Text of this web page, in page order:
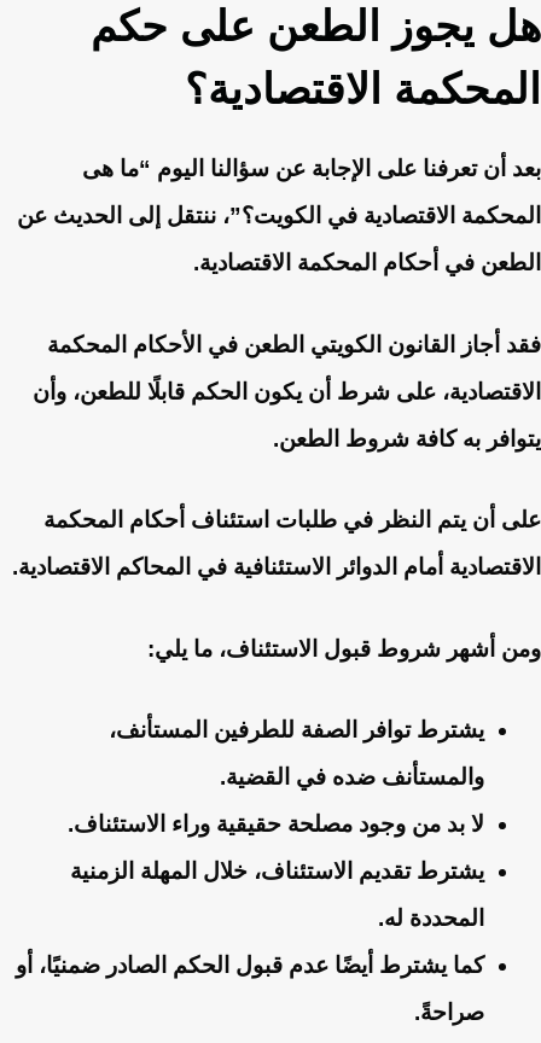
هل يجوز الطعن على حكم
المحكمة الاقتصادية؟
بعد أن تعرفنا على الإجابة عن سؤالنا اليوم “ما هى
المحكمة الاقتصادية في الكويت؟”، ننتقل إلى الحديث عن
الطعن في أحكام المحكمة الاقتصادية.
فقد أجاز القانون الكويتي الطعن في الأحكام المحكمة
الاقتصادية، على شرط أن يكون الحكم قابلًا للطعن، وأن
يتوافر به كافة شروط الطعن.
على أن يتم النظر في طلبات استئناف أحكام المحكمة
الاقتصادية أمام الدوائر الاستئنافية في المحاكم الاقتصادية.
ومن أشهر شروط قبول الاستئناف، ما يلي:
يشترط توافر الصفة للطرفين المستأنف،
والمستأنف ضده في القضية.
لا بد من وجود مصلحة حقيقية وراء الاستئناف.
يشترط تقديم الاستئناف، خلال المهلة الزمنية
المحددة له.
كما يشترط أيضًا عدم قبول الحكم الصادر ضمنيًا، أو
صراحةً.